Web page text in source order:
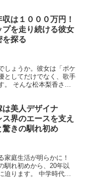
は１０００万円！
プを走り続ける彼女
を探る
しょうか。彼女は「ポケ
としてだけでなく、歌手
。 そんな松本梨香さん
は美人デザイナ
界のエースを支え
驚きの馴れ初め
家庭生活が明らかに！
馴れ初めから、20年以
迫ります。 中学時代の